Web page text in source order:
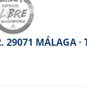
MÁLAGA ·